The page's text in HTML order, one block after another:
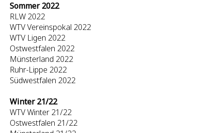
Sommer 2022
RLW 2022
WTV Vereinspokal 2022
WTV Ligen 2022
Ostwestfalen 2022
Münsterland 2022
Ruhr-Lippe 2022
Südwestfalen 2022
Winter 21/22
WTV Winter 21/22
Ostwestfalen 21/22